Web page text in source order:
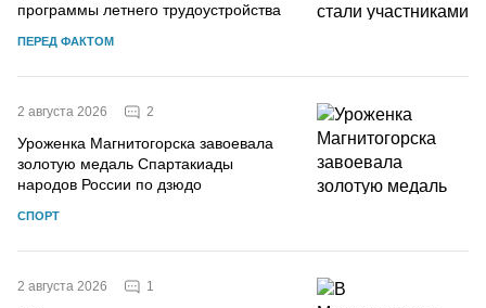
программы летнего трудоустройства
ПЕРЕД ФАКТОМ
2 августа 2026 2
Уроженка Магнитогорска завоевала
золотую медаль Спартакиады
народов России по дзюдо
СПОРТ
2 августа 2026 1